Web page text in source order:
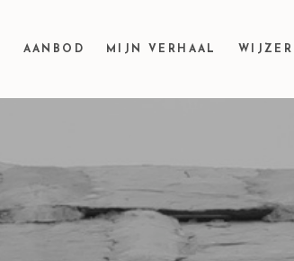
AANBOD MIJN VERHAAL WIJZER